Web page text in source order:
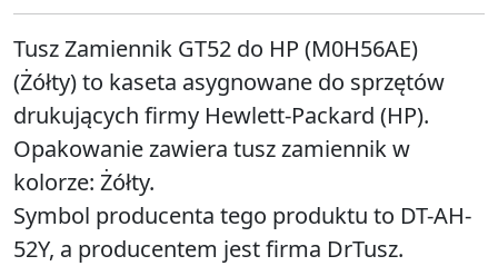
Tusz Zamiennik GT52 do HP (M0H56AE)
(Żółty) to kaseta asygnowane do sprzętów
drukujących firmy Hewlett-Packard (HP).
Opakowanie zawiera tusz zamiennik w
kolorze: Żółty.
Symbol producenta tego produktu to DT-AH-
52Y, a producentem jest firma DrTusz.